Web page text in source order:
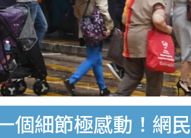
個細節極感動！網